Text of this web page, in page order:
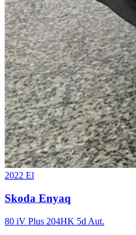
2022 El
Skoda Enyaq
80 iV Plus 204HK 5d Aut.